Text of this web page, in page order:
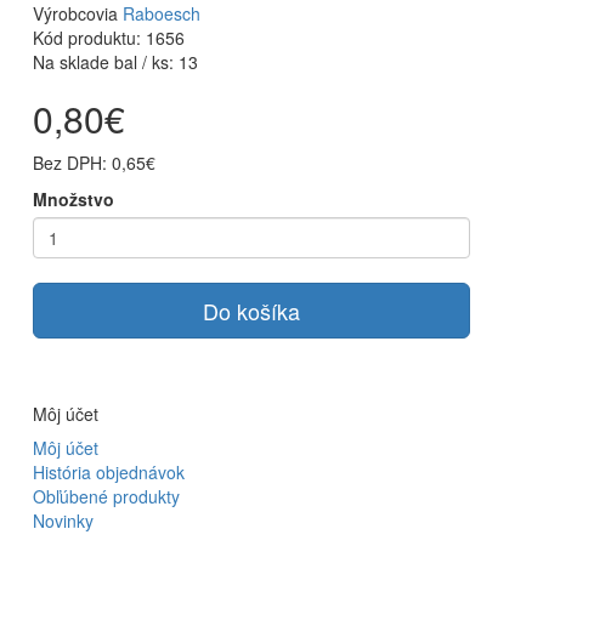
Výrobcovia Raboesch
Kód produktu: 1656
Na sklade bal / ks: 13
0,80€
Bez DPH: 0,65€
Množstvo
Do košíka
Môj účet
Môj účet
História objednávok
Obľúbené produkty
Novinky